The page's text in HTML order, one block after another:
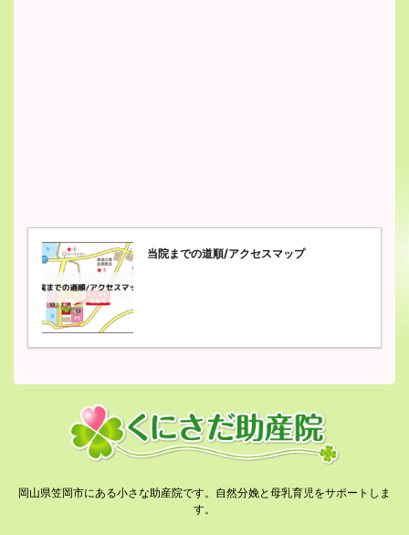
当院までの道順/アクセスマップ
岡山県笠岡市にある小さな助産院です。自然分娩と母乳育児をサポートしま
す。